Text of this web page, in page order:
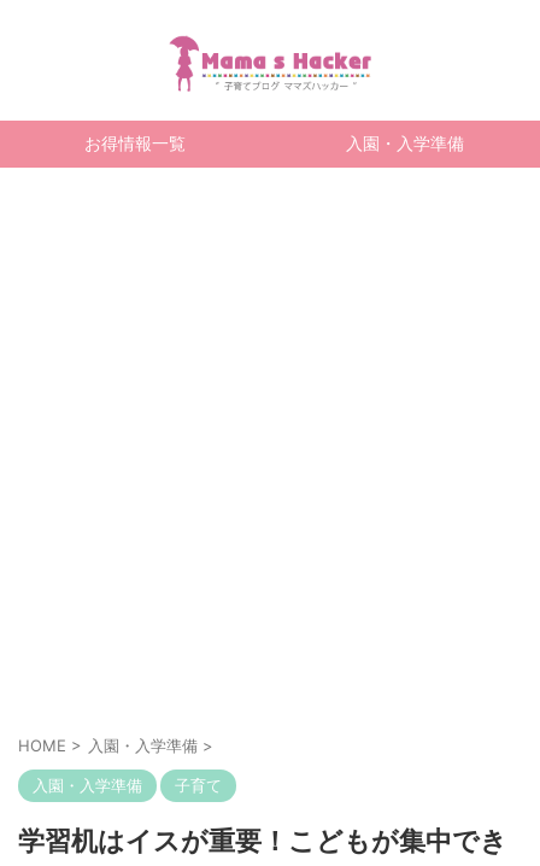
お得情報一覧 入園・入学準備
HOME > 入園・入学準備 >
入園・入学準備 子育て
学習机はイスが重要！こどもが集中でき